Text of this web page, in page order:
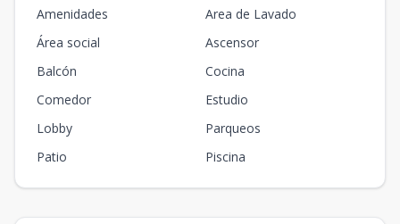
Amenidades
Area de Lavado
Área social
Ascensor
Balcón
Cocina
Comedor
Estudio
Lobby
Parqueos
Patio
Piscina